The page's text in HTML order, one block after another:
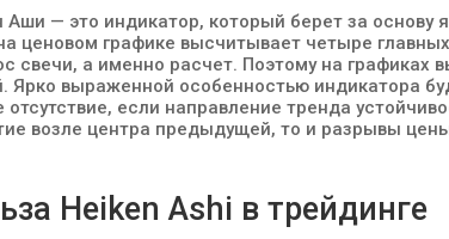
Аши — это индикатор, который берет за основу
ценовом графике высчитывает четыре
свечи, а именно расчет. Поэтому на
Ярко выраженной особенностью индикатора
отсутствие, если направление тренда
возле центра предыдущей, то и разрывы
Heiken Ashi в трейдинге